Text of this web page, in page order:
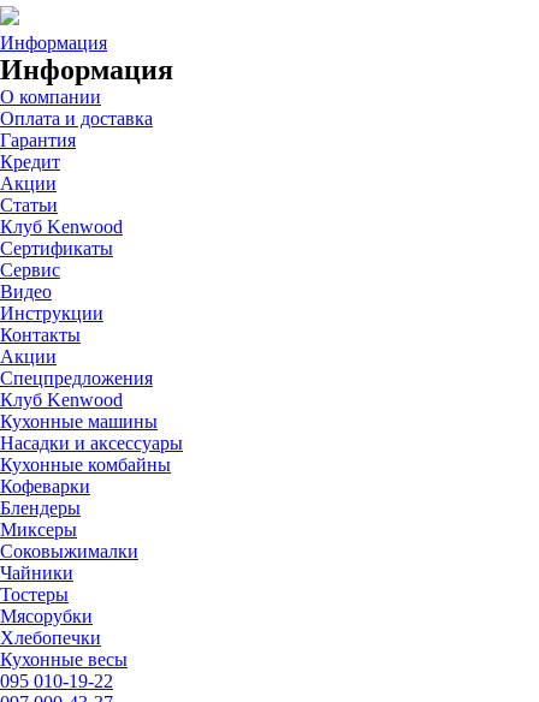
Информация
Информация
О компании
Оплата и доставка
Гарантия
Кредит
Акции
Статьи
Клуб Kenwood
Сертификаты
Сервис
Видео
Инструкции
Контакты
Акции
Спецпредложения
Клуб Kenwood
Кухонные машины
Насадки и аксессуары
Кухонные комбайны
Кофеварки
Блендеры
Миксеры
Соковыжималки
Чайники
Тостеры
Мясорубки
Хлебопечки
Кухонные весы
095 010-19-22